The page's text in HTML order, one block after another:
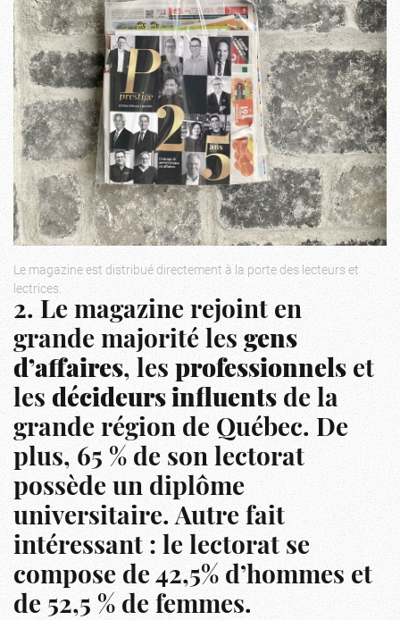
Le magazine est distribué directement à la porte des lecteurs et
lectrices.
2. Le magazine rejoint en
grande majorité lesgens
d’affaires, lesprofessionnelset
lesdécideurs influentsde la
grande région de Québec. De
plus, 65 % de son lectorat
possède un diplôme
universitaire. Autre fait
intéressant : le lectorat se
compose de 42,5% d’hommes et
de 52,5 % de femmes.